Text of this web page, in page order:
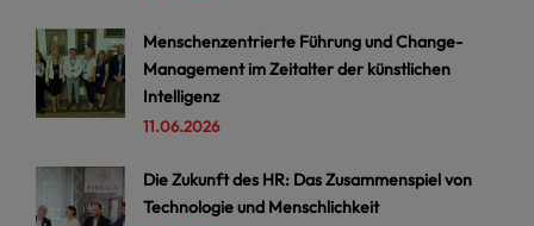
Menschenzentrierte Führung und Change-
Management im Zeitalter der künstlichen
Intelligenz
11.06.2026
Die Zukunft des HR: Das Zusammenspiel von
Technologie und Menschlichkeit